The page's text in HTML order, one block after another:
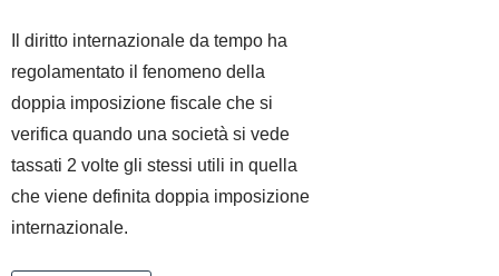
Il diritto internazionale da tempo ha
regolamentato il fenomeno della
doppia imposizione fiscale che si
verifica quando una società si vede
tassati 2 volte gli stessi utili in quella
che viene definita doppia imposizione
internazionale.